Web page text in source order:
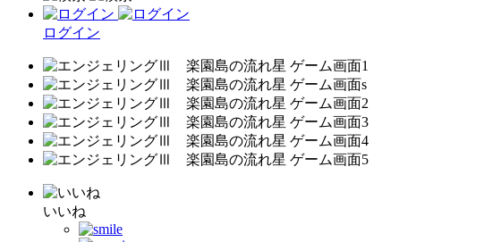
ログイン
いいね